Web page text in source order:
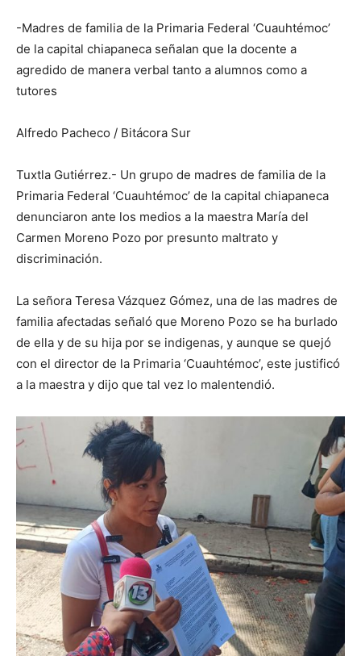
-Madres de familia de la Primaria Federal ‘Cuauhtémoc’
de la capital chiapaneca señalan que la docente a
agredido de manera verbal tanto a alumnos como a
tutores
Alfredo Pacheco / Bitácora Sur
Tuxtla Gutiérrez.- Un grupo de madres de familia de la
Primaria Federal ‘Cuauhtémoc’ de la capital chiapaneca
denunciaron ante los medios a la maestra María del
Carmen Moreno Pozo por presunto maltrato y
discriminación.
La señora Teresa Vázquez Gómez, una de las madres de
familia afectadas señaló que Moreno Pozo se ha burlado
de ella y de su hija por se indigenas, y aunque se quejó
con el director de la Primaria ‘Cuauhtémoc’, este justificó
a la maestra y dijo que tal vez lo malentendió.